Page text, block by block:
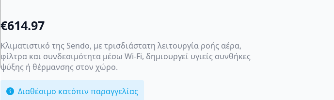
€614.97
Κλιματιστικό της Sendo, με τρισδιάστατη λειτουργία ροής αέρα,
φίλτρα και συνδεσιμότητα μέσω Wi-Fi, δημιουργεί υγιείς συνθήκες
ψύξης ή θέρμανσης στον χώρο.
Διαθέσιμο κατόπιν παραγγελίας